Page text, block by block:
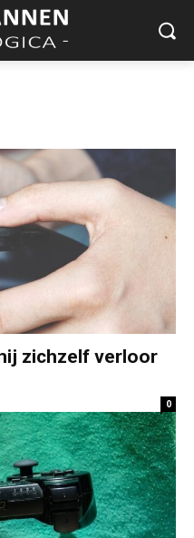
zichzelf verloor
0